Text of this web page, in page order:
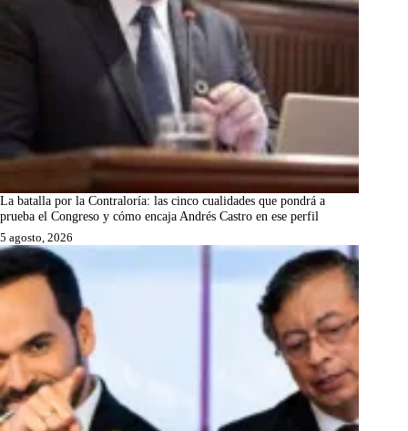
La batalla por la Contraloría: las cinco cualidades que pondrá a
prueba el Congreso y cómo encaja Andrés Castro en ese perfil
5 agosto, 2026